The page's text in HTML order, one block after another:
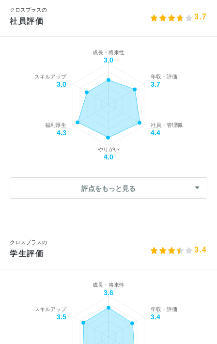
クロスプラスの
社員評価 3.7
成長・将来性
3.0
年収・評価
3.7
社員・管理職
4.4
やりがい
4.0
福利厚生
4.3
スキルアップ
3.0
評点をもっと見る
クロスプラスの
学生評価 3.4
成長・将来性
3.6
年収・評価
3.4
スキルアップ
3.5